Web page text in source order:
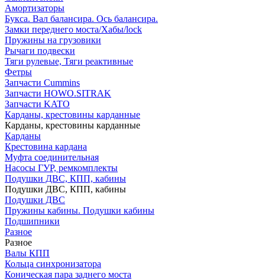
Амортизаторы
Букса. Вал балансира. Ось балансира.
Замки переднего моста/Хабы/lock
Пружины на грузовики
Рычаги подвески
Тяги рулевые, Тяги реактивные
Фетры
Запчасти Cummins
Запчасти HOWO.SITRAK
Запчасти KATO
Карданы, крестовины карданные
Карданы, крестовины карданные
Карданы
Крестовина кардана
Муфта соединительная
Насосы ГУР, ремкомплекты
Подушки ДВС, КПП, кабины
Подушки ДВС, КПП, кабины
Подушки ДВС
Пружины кабины. Подушки кабины
Подшипники
Разное
Разное
Валы КПП
Кольца синхронизатора
Коническая пара заднего моста